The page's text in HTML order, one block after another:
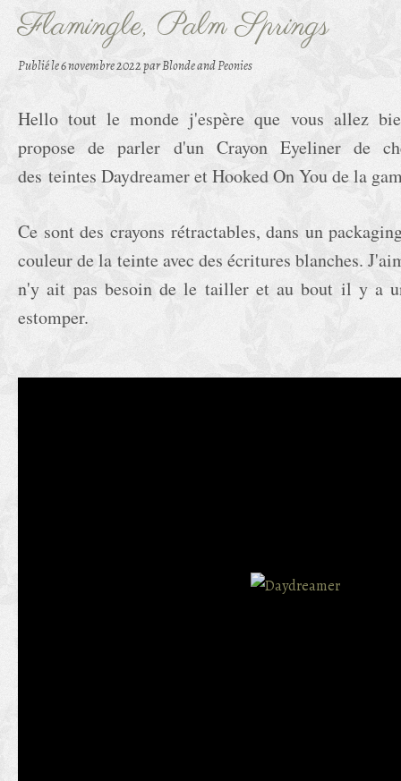
Flamingle, Palm Springs
Publié le6 novembre 2022par Blonde and Peonies
Hello tout le monde j'espère que vous allez
propose de parler d'un Crayon Eyeliner de
des teintes Daydreamer et Hooked On You de la
Ce sont des crayons rétractables, dans un
couleur de la teinte avec des écritures blanches.
n'y ait pas besoin de le tailler et au bout il y a
estomper.